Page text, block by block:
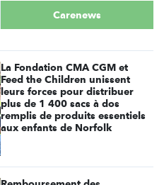
Carenews
La Fondation CMA CGM et
Feed the Children unissent
leurs forces pour distribuer
plus de 1 400 sacs à dos
remplis de produits essentiels
aux enfants de Norfolk